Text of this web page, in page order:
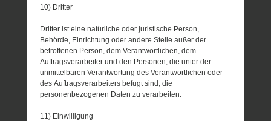
10) Dritter
Dritter ist eine natürliche oder juristische Person,
Behörde, Einrichtung oder andere Stelle außer der
betroffenen Person, dem Verantwortlichen, dem
Auftragsverarbeiter und den Personen, die unter der
unmittelbaren Verantwortung des Verantwortlichen oder
des Auftragsverarbeiters befugt sind, die
personenbezogenen Daten zu verarbeiten.
11) Einwilligung